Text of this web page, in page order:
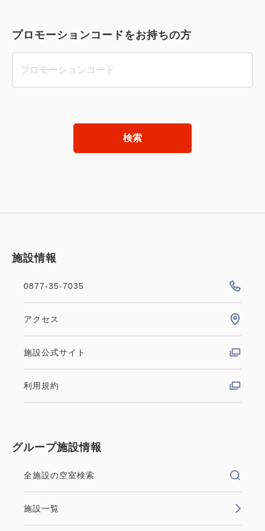
プロモーションコードをお持ちの方
検索
施設情報
0877-35-7035
アクセス
施設公式サイト
利用規約
グループ施設情報
全施設の空室検索
施設一覧